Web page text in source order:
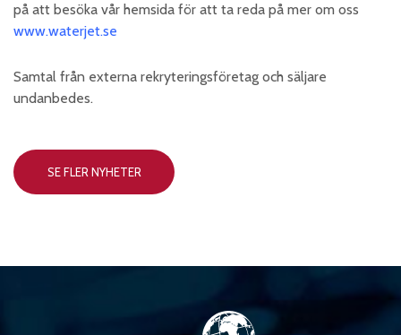
på att besöka vår hemsida för att ta reda på mer om oss
www.waterjet.se
Samtal från externa rekryteringsföretag och säljare
undanbedes.
SE FLER NYHETER